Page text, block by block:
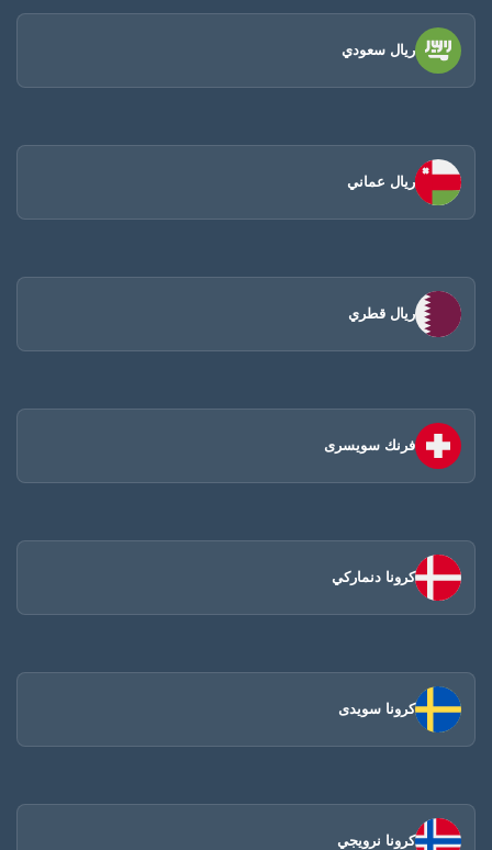
ريال سعودي
ريال عماني
ريال قطري
فرنك سويسرى
كرونا دنماركي
كرونا سويدى
كرونا نرويجي